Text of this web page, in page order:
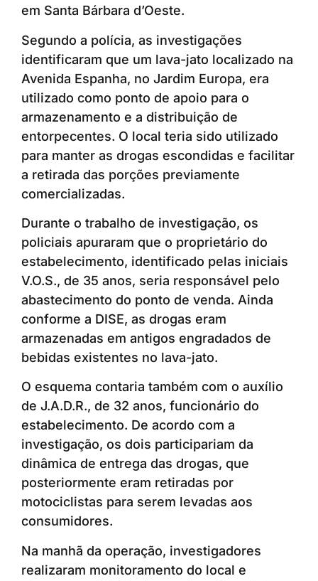
em Santa Bárbara d’Oeste.
Segundo a polícia, as investigações
identificaram que um lava-jato localizado na
Avenida Espanha, no Jardim Europa, era
utilizado como ponto de apoio para o
armazenamento e a distribuição de
entorpecentes. O local teria sido utilizado
para manter as drogas escondidas e facilitar
a retirada das porções previamente
comercializadas.
Durante o trabalho de investigação, os
policiais apuraram que o proprietário do
estabelecimento, identificado pelas iniciais
V.O.S., de 35 anos, seria responsável pelo
abastecimento do ponto de venda. Ainda
conforme a DISE, as drogas eram
armazenadas em antigos engradados de
bebidas existentes no lava-jato.
O esquema contaria também com o auxílio
de J.A.D.R., de 32 anos, funcionário do
estabelecimento. De acordo com a
investigação, os dois participariam da
dinâmica de entrega das drogas, que
posteriormente eram retiradas por
motociclistas para serem levadas aos
consumidores.
Na manhã da operação, investigadores
realizaram monitoramento do local e